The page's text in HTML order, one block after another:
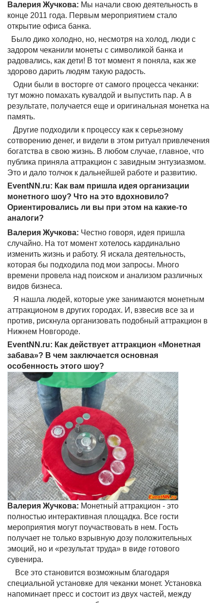
Валерия Жучкова: Мы начали свою деятельность в
конце 2011 года. Первым мероприятием стало
открытие офиса банка.
Было дико холодно, но, несмотря на холод, люди с
задором чеканили монеты с символикой банка и
радовались, как дети! В тот момент я поняла, как же
здорово дарить людям такую радость.
Одни были в восторге от самого процесса чеканки:
тут можно помахать кувалдой и выпустить пар. А в
результате, получается еще и оригинальная монетка на
память.
Другие подходили к процессу как к серьезному
сотворению денег, и видели в этом ритуал привлечения
богатства в свою жизнь. В любом случае, главное, что
публика приняла аттракцион с завидным энтузиазмом.
Это и дало толчок к дальнейшей работе и развитию.
EventNN.ru: Как вам пришла идея организации
монетного шоу? Что на это вдохновило?
Ориентировались ли вы при этом на какие-то
аналоги?
Валерия Жучкова: Честно говоря, идея пришла
случайно. На тот момент хотелось кардинально
изменить жизнь и работу. Я искала деятельность,
которая бы подходила под мои запросы. Много
времени провела над поиском и анализом различных
видов бизнеса.
Я нашла людей, которые уже занимаются монетным
аттракционом в других городах. И, взвесив все за и
против, рискнула организовать подобный аттракцион в
Нижнем Новгороде.
EventNN.ru: Как действует аттракцион «Монетная
забава»? В чем заключается основная
особенность этого шоу?
Валерия Жучкова: Монетный аттракцион - это
полностью интерактивная площадка. Все гости
мероприятия могут поучаствовать в нем. Гость
получает не только взрывную дозу положительных
эмоций, но и «результат труда» в виде готового
сувенира.
Все это становится возможным благодаря
специальной установке для чеканки монет. Установка
напоминает пресс и состоит из двух частей, между